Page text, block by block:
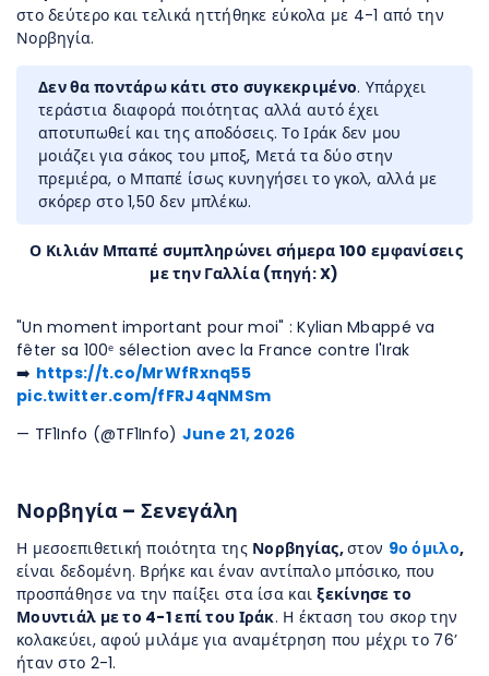
στο δεύτερο και τελικά ηττήθηκε εύκολα με 4-1 από την
Νορβηγία.
Δεν θα ποντάρω κάτι στο συγκεκριμένο. Υπάρχει
τεράστια διαφορά ποιότητας αλλά αυτό έχει
αποτυπωθεί και της αποδόσεις. Το Ιράκ δεν μου
μοιάζει για σάκος του μποξ, Μετά τα δύο στην
πρεμιέρα, ο Μπαπέ ίσως κυνηγήσει το γκολ, αλλά με
σκόρερ στο 1,50 δεν μπλέκω.
Ο Κιλιάν Μπαπέ συμπληρώνει σήμερα 100 εμφανίσεις
με την Γαλλία (πηγή: X)
"Un moment important pour moi" : Kylian Mbappé va
fêter sa 100ᵉ sélection avec la France contre l'Irak
➡️ https://t.co/MrWfRxnq55
pic.twitter.com/fFRJ4qNMSm
— TF1Info (@TF1Info) June 21, 2026
Νορβηγία – Σενεγάλη
Η μεσοεπιθετική ποιότητα της Νορβηγίας,στον 9ο όμιλο,
είναι δεδομένη. Βρήκε και έναν αντίπαλο μπόσικο, που
προσπάθησε να την παίξει στα ίσα καιξεκίνησε το
Μουντιάλ με το 4-1 επί του Ιράκ. Η έκταση του σκορ την
κολακεύει, αφού μιλάμε για αναμέτρηση που μέχρι το 76’
ήταν στο 2-1.